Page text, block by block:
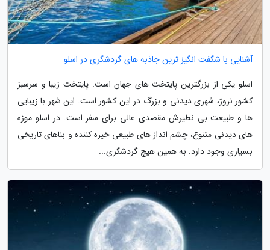
آشنایی با شگفت انگیز ترین جاذبه های گردشگری در اسلو
اسلو یکی از بزرگترین پایتخت های جهان است. پایتخت زیبا و سرسبز
کشور نروژ، شهری دیدنی و بزرگ در این کشور است. این شهر با زیبایی
ها و طبیعت بی نظیرش مقصدی عالی برای سفر است. در اسلو موزه
های دیدنی متنوع، چشم انداز های طبیعی خیره کننده و بناهای تاریخی
بسیاری وجود دارد. به همین هیچ گردشگری...